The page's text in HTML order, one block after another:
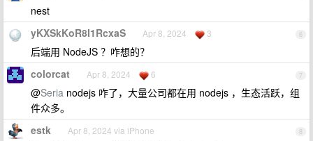
nest
6
yKXSkKoR8I1RcxaS Apr 8, 2024 3
后端用 NodeJS ？咋想的？
7
colorcat Apr 8, 2024 6
@Seria nodejs 咋了，大量公司都在用 nodejs ，生态活跃，组
件众多。
8
estk Apr 8, 2024 via iPhone